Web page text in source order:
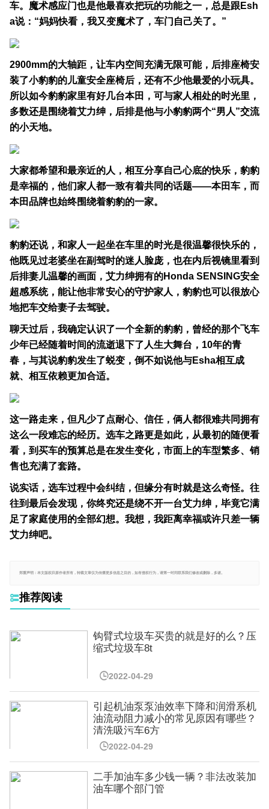
车。魔术感应门也是他最喜欢把玩的功能之一，总是跟Esh
a说：“妈妈快看，我又变魔术了，车门自己关了。”
2900mm的大轴距，让车内空间充满无限可能，后排座椅安
装了小豹豹的儿童安全座椅后，还有不少他最爱的小玩具。
所以如今豹豹家里有好几台本田，可与家人相处的时光里，
多数还是围绕着艾力绅，后排是他与小豹豹两个“男人”交流
的小天地。
大家都希望和最亲近的人，相互分享自己心底的快乐，豹豹
是幸福的，他们家人都一致有着共同的话题——本田车，而
本田品牌也始终围绕着豹豹的一家。
豹豹还说，和家人一起坐在车里的时光是很温馨很快乐的，
他既见过老婆坐在副驾时的迷人脸庞，也在内后视镜里看到
后排妻儿温馨的画面，艾力绅拥有的Honda SENSING安全
超感系统，能让他非常安心的守护家人，豹豹也可以很放心
地把车交给妻子去驾驶。
聊天过后，我确定认识了一个全新的豹豹，曾经的那个飞车
少年已经随着时间的流逝退下了人生大舞台，10年的青
春，与其说豹豹发生了蜕变，倒不如说他与Esha相互成
就、相互依赖更加合适。
这一路走来，但凡少了点耐心、信任，俩人都很难共同拥有
这么一段难忘的经历。选车之路更是如此，从最初的随便看
看，到买车的预算总是在发生变化，市面上的车型繁多、销
售也充满了套路。
说实话，选车过程中会纠结，但缘分有时就是这么奇怪。往
往到最后会发现，你终究还是绕不开一台艾力绅，毕竟它满
足了家庭使用的全部幻想。我想，我距离幸福或许只差一辆
艾力绅吧。
郑重声明：本文版权归原作者所有，转载文章仅为传播更多信息之目的，如有侵权行为，请第一时间联系我们修改或删除，多谢。
推荐阅读
钩臂式垃圾车买贵的就是好的么？压
缩式垃圾车8t
2022-04-29
引起机油泵泵油效率下降和润滑系机
油流动阻力减小的常见原因有哪些？
清洗吸污车6方
2022-04-29
二手加油车多少钱一辆？非法改装加
油车哪个部门管